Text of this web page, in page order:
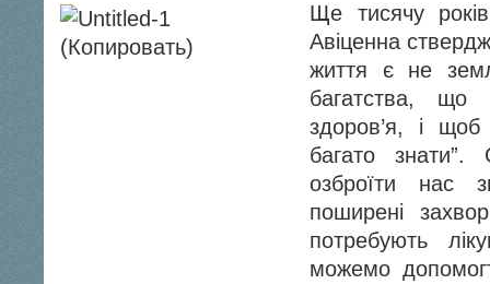
Ще тисячу
Авіценна
життя є не
багатства,
здоров’я, і щоб
багато
озброїти нас
поширені
потребують
можемо